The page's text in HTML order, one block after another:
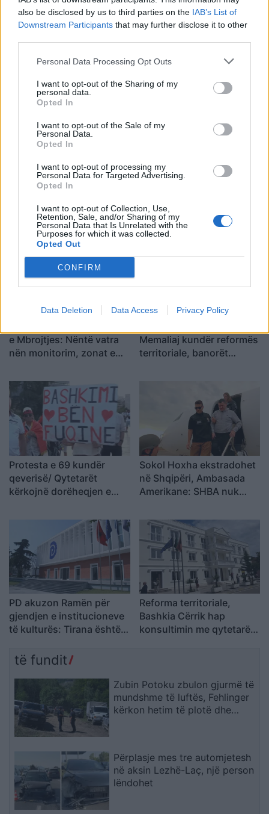
also be disclosed by us to third parties on the IAB’s List of
Downstream Participants that may further disclose it to other
Personal Data Processing Opt Outs
I want to opt-out of the Sharing of my
personal data.
Opted In
I want to opt-out of the Sale of my
Personal Data.
Opted In
I want to opt-out of processing my
Personal Data for Targeted Advertising.
Opted In
I want to opt-out of Collection, Use,
Retention, Sale, and/or Sharing of my
Personal Data that Is Unrelated with the
Purposes for which it was collected.
Opted Out
CONFIRM
Data Deletion Data Access Privacy Policy
zbardhet
Morina përballet me fluks
qytetarët nga Kosova
udhëtojnë drejt bregdetit
shqiptar
thirrje për burgosjen e
Ramës dhe Berishës:
shumë, nuk ndalemi”
e Mbrojtjes: Nëntë vatra
nën monitorim, zonat e
Memaliaj kundër reformës
territoriale, banorët
Protesta e 69 kundër
qeverisë/ Qytetarët
kërkojnë dorëheqjen e
sheshin “Skënderbej”:
Fuqia qëndron te
bashkimi
Sokol Hoxha ekstradohet
në Shqipëri, Ambasada
Amerikane: SHBA nuk
kriminelët që abuzojnë me
sistemin e emigracionit
PD akuzon Ramën për
gjendjen e institucioneve
të kulturës: Tirana është
dhe Cirk Kombëtar
Reforma territoriale,
Bashkia Cërrik hap
konsultimin me qytetarët,
të fundit
Zubin Potoku zbulon gjurmë të
mundshme të luftës, Fehlinger
kërkon hetim të plotë dhe
Përplasje mes tre automjetesh
në aksin Lezhë-Laç, një person
lëndohet